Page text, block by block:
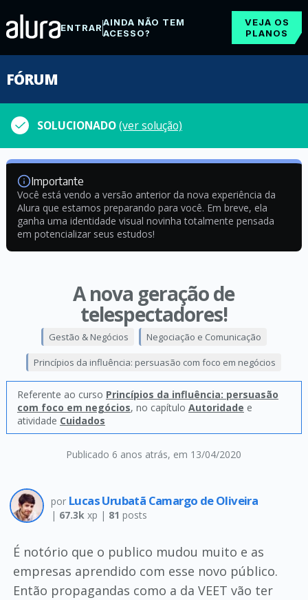
ENTRARAINDA NÃO TEM
ACESSO?
VEJA OS
PLANOS
FÓRUM
SOLUCIONADO(ver solução)
Importante
Você está vendo a versão anterior da nova experiência da
Alura que estamos preparando para você. Em breve, ela
ganha uma identidade visual novinha totalmente pensada
em potencializar seus estudos!
A nova geração de
telespectadores!
Publicado 6 anos atrás, em 13/04/2020
Gestão & Negócios Negociação e Comunicação
Princípios da influência: persuasão com foco em negócios
Referente ao curso Princípios da influência: persuasão
com foco em negócios, no capítulo Autoridade e
atividade Cuidados
por Lucas Urubatã Camargo de Oliveira
| 67.3kxp | 81 posts
É notório que o publico mudou muito e as
empresas aprendido com esse novo público.
Então propagandas como a da VEET vão ter